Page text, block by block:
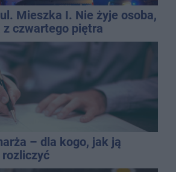
Mieszka I. Nie żyje osoba,
z czwartego piętra
– dla kogo, jak ją